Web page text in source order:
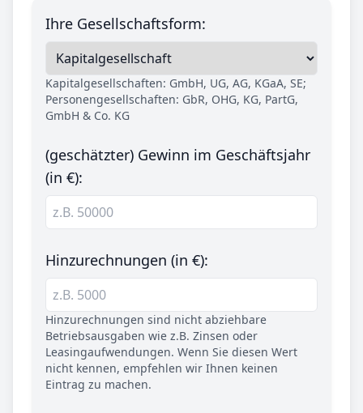
Ihre Gesellschaftsform:
Kapitalgesellschaften: GmbH, UG, AG, KGaA, SE;
Personengesellschaften: GbR, OHG, KG, PartG,
GmbH & Co. KG
(geschätzter) Gewinn im Geschäftsjahr
(in €):
Hinzurechnungen (in €):
Hinzurechnungen sind nicht abziehbare
Betriebsausgaben wie z.B. Zinsen oder
Leasingaufwendungen. Wenn Sie diesen Wert
nicht kennen, empfehlen wir Ihnen keinen
Eintrag zu machen.